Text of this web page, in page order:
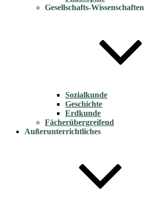
Gesellschafts-Wissenschaften
Sozialkunde
Geschichte
Erdkunde
Fächerübergreifend
Außerunterrichtliches